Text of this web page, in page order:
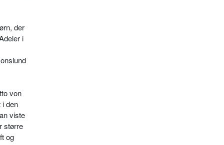
der
i
von
i den
viste
større
og